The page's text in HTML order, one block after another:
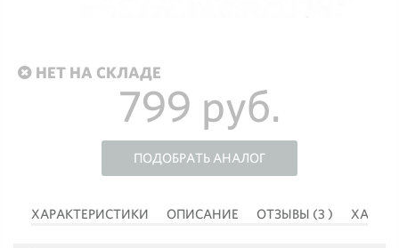
НЕТ НА СКЛАДЕ
799 руб.
ПОДОБРАТЬ АНАЛОГ
ХАРАКТЕРИСТИКИ ОПИСАНИЕ ОТЗЫВЫ (3 )